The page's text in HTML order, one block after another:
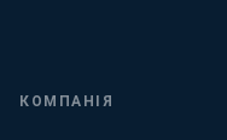
КОМПАНІЯ